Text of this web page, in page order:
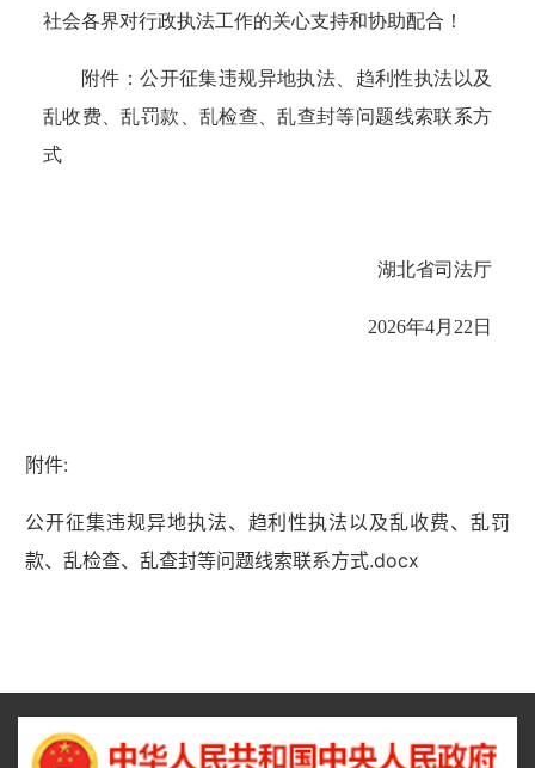
社会各界对行政执法工作的关心支持和协助配合！
附件：公开征集违规异地执法、趋利性执法以及
乱收费、乱罚款、乱检查、乱查封等问题线索联系方
式
湖北省司法厅
2026年4月22日
附件:
公开征集违规异地执法、趋利性执法以及乱收费、乱罚
款、乱检查、乱查封等问题线索联系方式.docx